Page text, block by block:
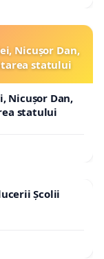
Nicușor Dan,
statului
Nicușor Dan,
statului
Școlii